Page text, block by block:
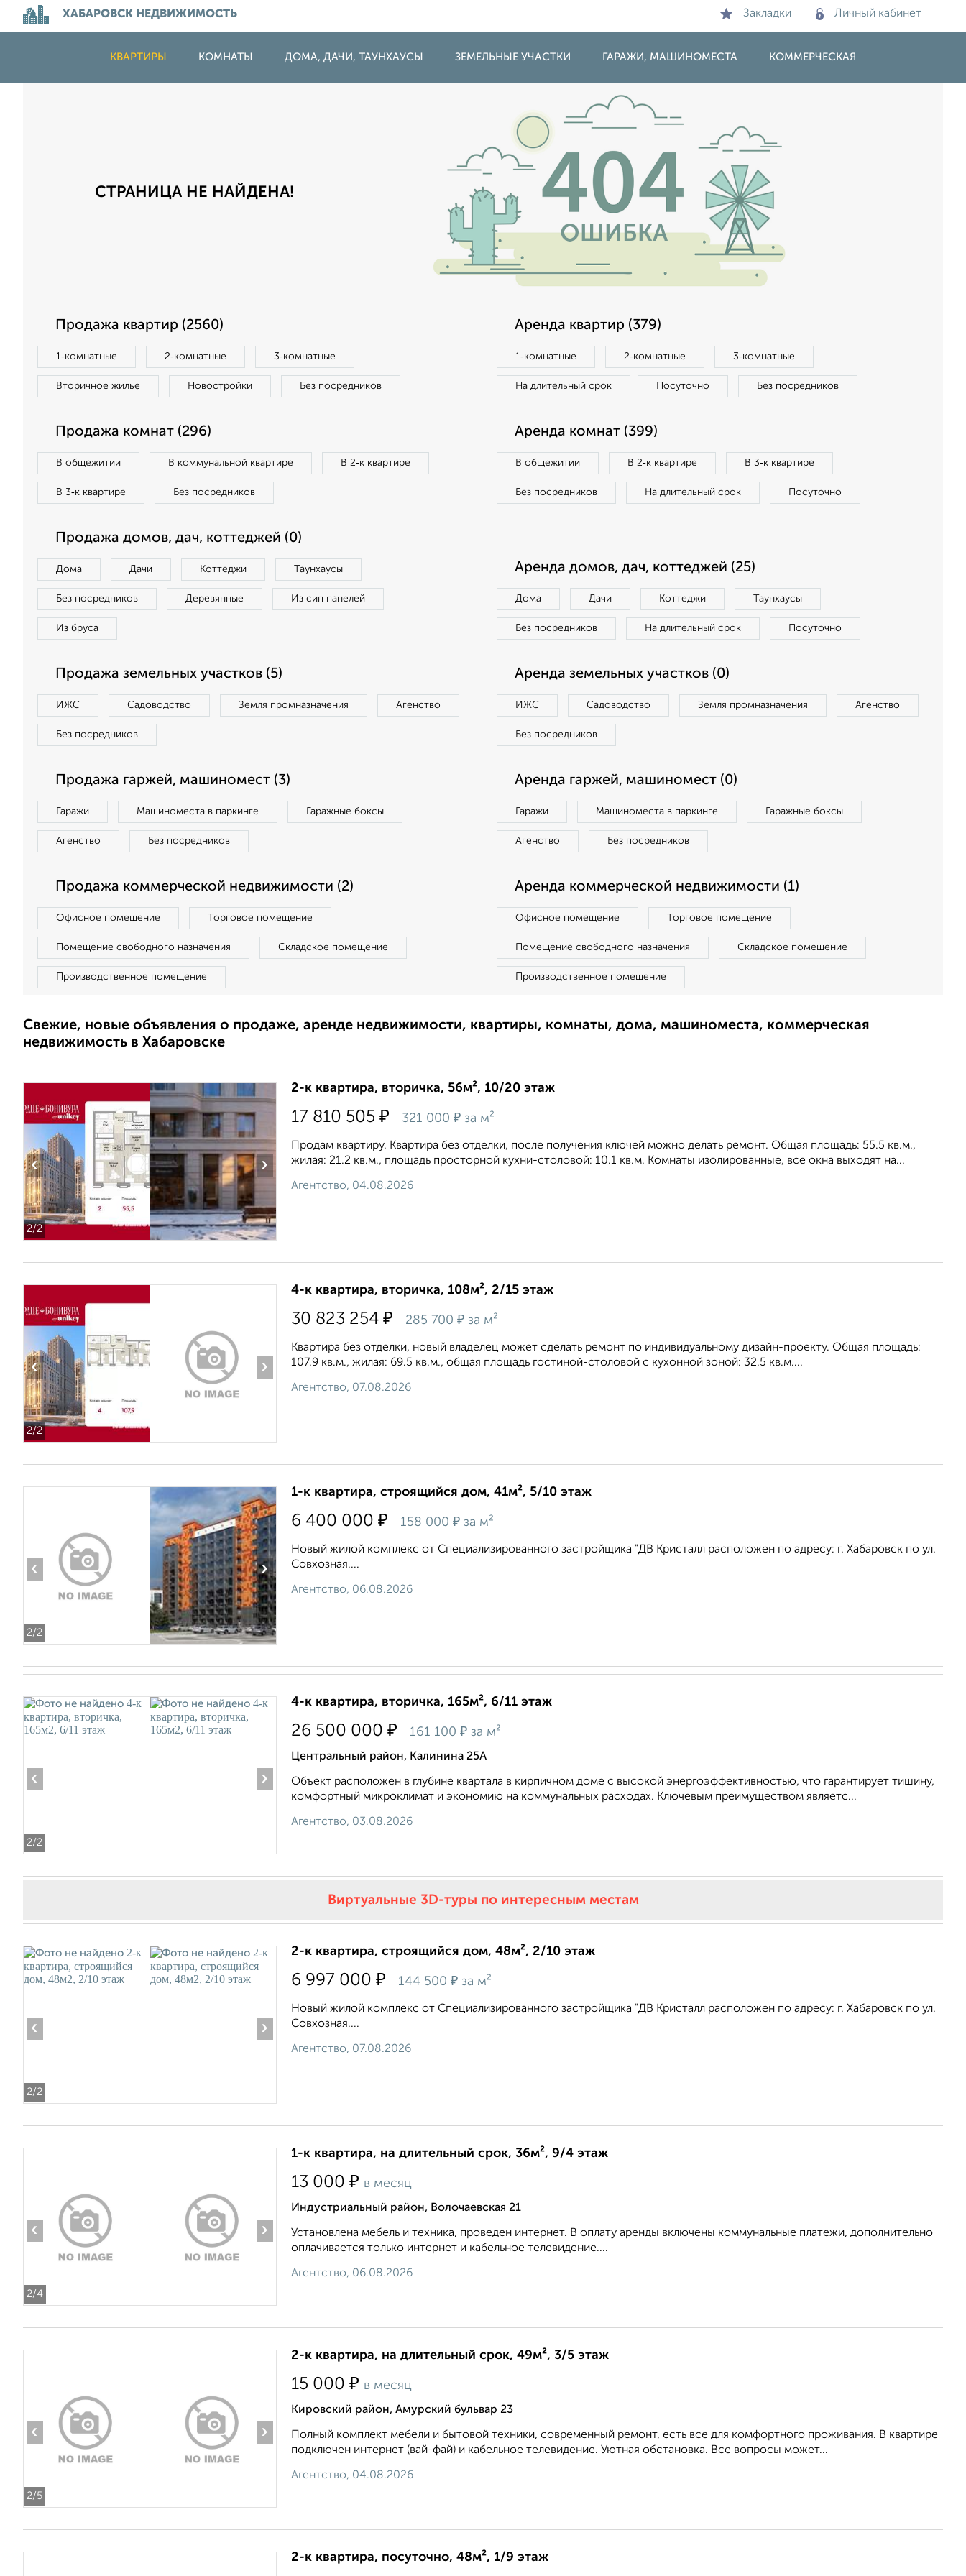
ХАБАРОВСК НЕДВИЖИМОСТЬ Закладки Личный кабинет
КВАРТИРЫ КОМНАТЫ ДОМА, ДАЧИ, ТАУНХАУСЫ ЗЕМЕЛЬНЫЕ УЧАСТКИ ГАРАЖИ, МАШИНОМЕСТА КОММЕРЧЕСКАЯ
СТРАНИЦА НЕ НАЙДЕНА!
Продажа квартир (2560)
1‑комнатные 2‑комнатные 3‑комнатные
Вторичное жилье Новостройки Без посредников
Аренда квартир (379)
1‑комнатные 2‑комнатные 3‑комнатные
На длительный срок Посуточно Без посредников
Продажа комнат (296)
В общежитии В коммунальной квартире В 2‑к квартире
В 3‑к квартире Без посредников
Аренда комнат (399)
В общежитии В 2‑к квартире В 3‑к квартире
Без посредников На длительный срок Посуточно
Продажа домов, дач, коттеджей (0)
Дома Дачи Коттеджи Таунхаусы
Без посредников Деревянные Из сип панелей
Из бруса
Аренда домов, дач, коттеджей (25)
Дома Дачи Коттеджи Таунхаусы
Без посредников На длительный срок Посуточно
Продажа земельных участков (5)
ИЖС Садоводство Земля промназначения Агенство
Без посредников
Аренда земельных участков (0)
ИЖС Садоводство Земля промназначения Агенство
Без посредников
Продажа гаржей, машиномест (3)
Гаражи Машиноместа в паркинге Гаражные боксы
Агенство Без посредников
Аренда гаржей, машиномест (0)
Гаражи Машиноместа в паркинге Гаражные боксы
Агенство Без посредников
Продажа коммерческой недвижимости (2)
Офисное помещение Торговое помещение
Помещение свободного назначения Складское помещение
Производственное помещение
Аренда коммерческой недвижимости (1)
Офисное помещение Торговое помещение
Помещение свободного назначения Складское помещение
Производственное помещение
Свежие, новые объявления о продаже, аренде недвижимости, квартиры, комнаты, дома, машиноместа, коммерческая
недвижимость в Хабаровске
2/2
‹ ›
2-к квартира, вторичка, 56м², 10/20 этаж
17 810 505 ₽ 321 000 ₽ за м²
Продам квартиру. Квартира без отделки, после получения ключей можно делать ремонт. Общая площадь: 55.5 кв.м.,
жилая: 21.2 кв.м., площадь просторной кухни-столовой: 10.1 кв.м. Комнаты изолированные, все окна выходят на...
Агентство, 04.08.2026
2/2
‹ ›
4-к квартира, вторичка, 108м², 2/15 этаж
30 823 254 ₽ 285 700 ₽ за м²
Квартира без отделки, новый владелец может сделать ремонт по индивидуальному дизайн-проекту. Общая площадь:
107.9 кв.м., жилая: 69.5 кв.м., общая площадь гостиной-столовой с кухонной зоной: 32.5 кв.м....
Агентство, 07.08.2026
2/2
‹ ›
1-к квартира, строящийся дом, 41м², 5/10 этаж
6 400 000 ₽ 158 000 ₽ за м²
Новый жилой комплекс от Специализированного застройщика "ДВ Кристалл расположен по адресу: г. Хабаровск по ул.
Совхозная....
Агентство, 06.08.2026
2/2
‹ ›
4-к квартира, вторичка, 165м², 6/11 этаж
26 500 000 ₽ 161 100 ₽ за м²
Центральный район, Калинина 25А
Объект расположен в глубине квартала в кирпичном доме с высокой энергоэффективностью, что гарантирует тишину,
комфортный микроклимат и экономию на коммунальных расходах. Ключевым преимуществом являетс...
Агентство, 03.08.2026
Виртуальные 3D-туры по интересным местам
2/2
‹ ›
2-к квартира, строящийся дом, 48м², 2/10 этаж
6 997 000 ₽ 144 500 ₽ за м²
Новый жилой комплекс от Специализированного застройщика "ДВ Кристалл расположен по адресу: г. Хабаровск по ул.
Совхозная....
Агентство, 07.08.2026
2/4
‹ ›
1-к квартира, на длительный срок, 36м², 9/4 этаж
13 000 ₽ в месяц
Индустриальный район, Волочаевская 21
Установлена мебель и техника, проведен интернет. В оплату аренды включены коммунальные платежи, дополнительно
оплачивается только интернет и кабельное телевидение....
Агентство, 06.08.2026
2/5
‹ ›
2-к квартира, на длительный срок, 49м², 3/5 этаж
15 000 ₽ в месяц
Кировский район, Амурский бульвар 23
Полный комплект мебели и бытовой техники, современный ремонт, есть все для комфортного проживания. В квартире
подключен интернет (вай-фай) и кабельное телевидение. Уютная обстановка. Все вопросы может...
Агентство, 04.08.2026
2-к квартира, посуточно, 48м², 1/9 этаж